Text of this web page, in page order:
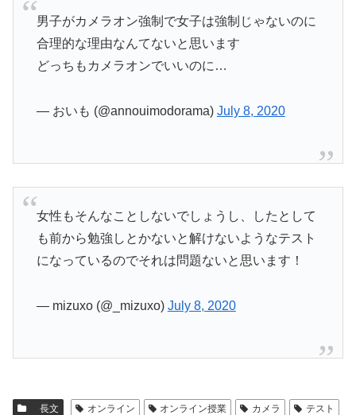
男子がカメラオン強制で女子は強制じゃないのに
合理的な理由なんてないと思います
どっちもカメラオンでいいのに…
— おいも (@annouimodorama) July 8, 2020
女性もそんなことしないでしょうし、したとして
も前から勉強しとかないと解けないようなテスト
になっているのでそれは問題ないと思います！
— mizuxo (@_mizuxo) July 8, 2020
長文 オンライン オンライン授業 カメラ
テスト